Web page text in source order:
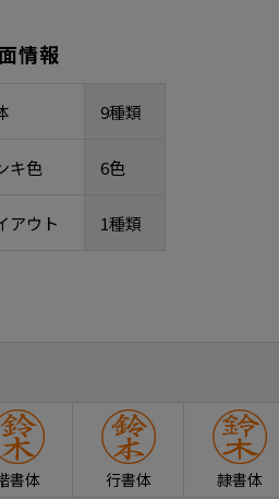
情報
9種類
キ色 6色
アウト 1種類
書体 行書体 隷書体